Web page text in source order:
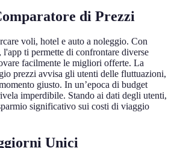
di Prezzi
voli, hotel e auto a noleggio. Con
ti permette di confrontare diverse
facilmente le migliori offerte. La
prezzi avvisa gli utenti delle fluttuazioni,
giusto. In un’epoca di budget
imperdibile. Stando ai dati degli utenti,
significativo sui costi di viaggio
Unici